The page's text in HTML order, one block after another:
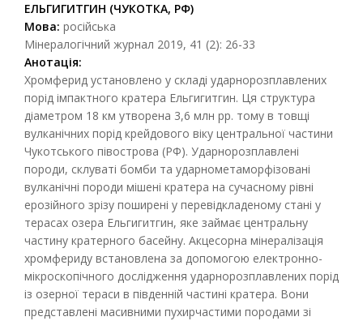
ЕЛЬГИГИТГИН (ЧУКОТКА, РФ)
Мова: російська
Мінералогічний журнал 2019, 41 (2): 26-33
Анотація:
Хромферид установлено у складі ударнорозплавлених
порід імпактного кратера Ельгигитгин. Ця структура
діаметром 18 км утворена 3,6 млн рр. тому в товщі
вулканічних порід крейдового віку центральної частини
Чукотського півострова (РФ). Ударнорозплавлені
породи, склуваті бомби та ударнометаморфізовані
вулканічні породи мішені кратера на сучасному рівні
ерозійного зрізу поширені у перевідкладеному стані у
терасах озера Ельгигитгин, яке займає центральну
частину кратерного басейну. Акцесорна мінералізація
хромфериду встановлена за допомогою електронно-
мікроскопічного дослідження ударнорозплавлених порід
із озерної тераси в південній частині кратера. Вони
представлені масивними пухирчастими породами зі